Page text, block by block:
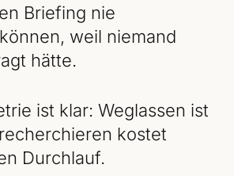
Briefing nie
weil niemand
hätte.
ist klar: Weglassen ist
kostet
Durchlauf.